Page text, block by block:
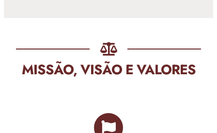
MISSÃO, VISÃO E VALORES